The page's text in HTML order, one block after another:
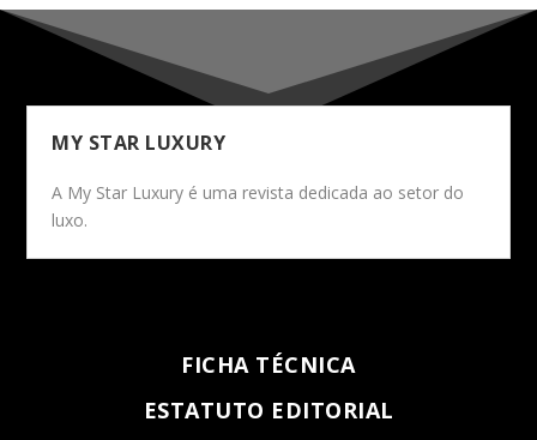
MY STAR LUXURY
A My Star Luxury é uma revista dedicada ao setor do
luxo.
FICHA TÉCNICA
ESTATUTO EDITORIAL